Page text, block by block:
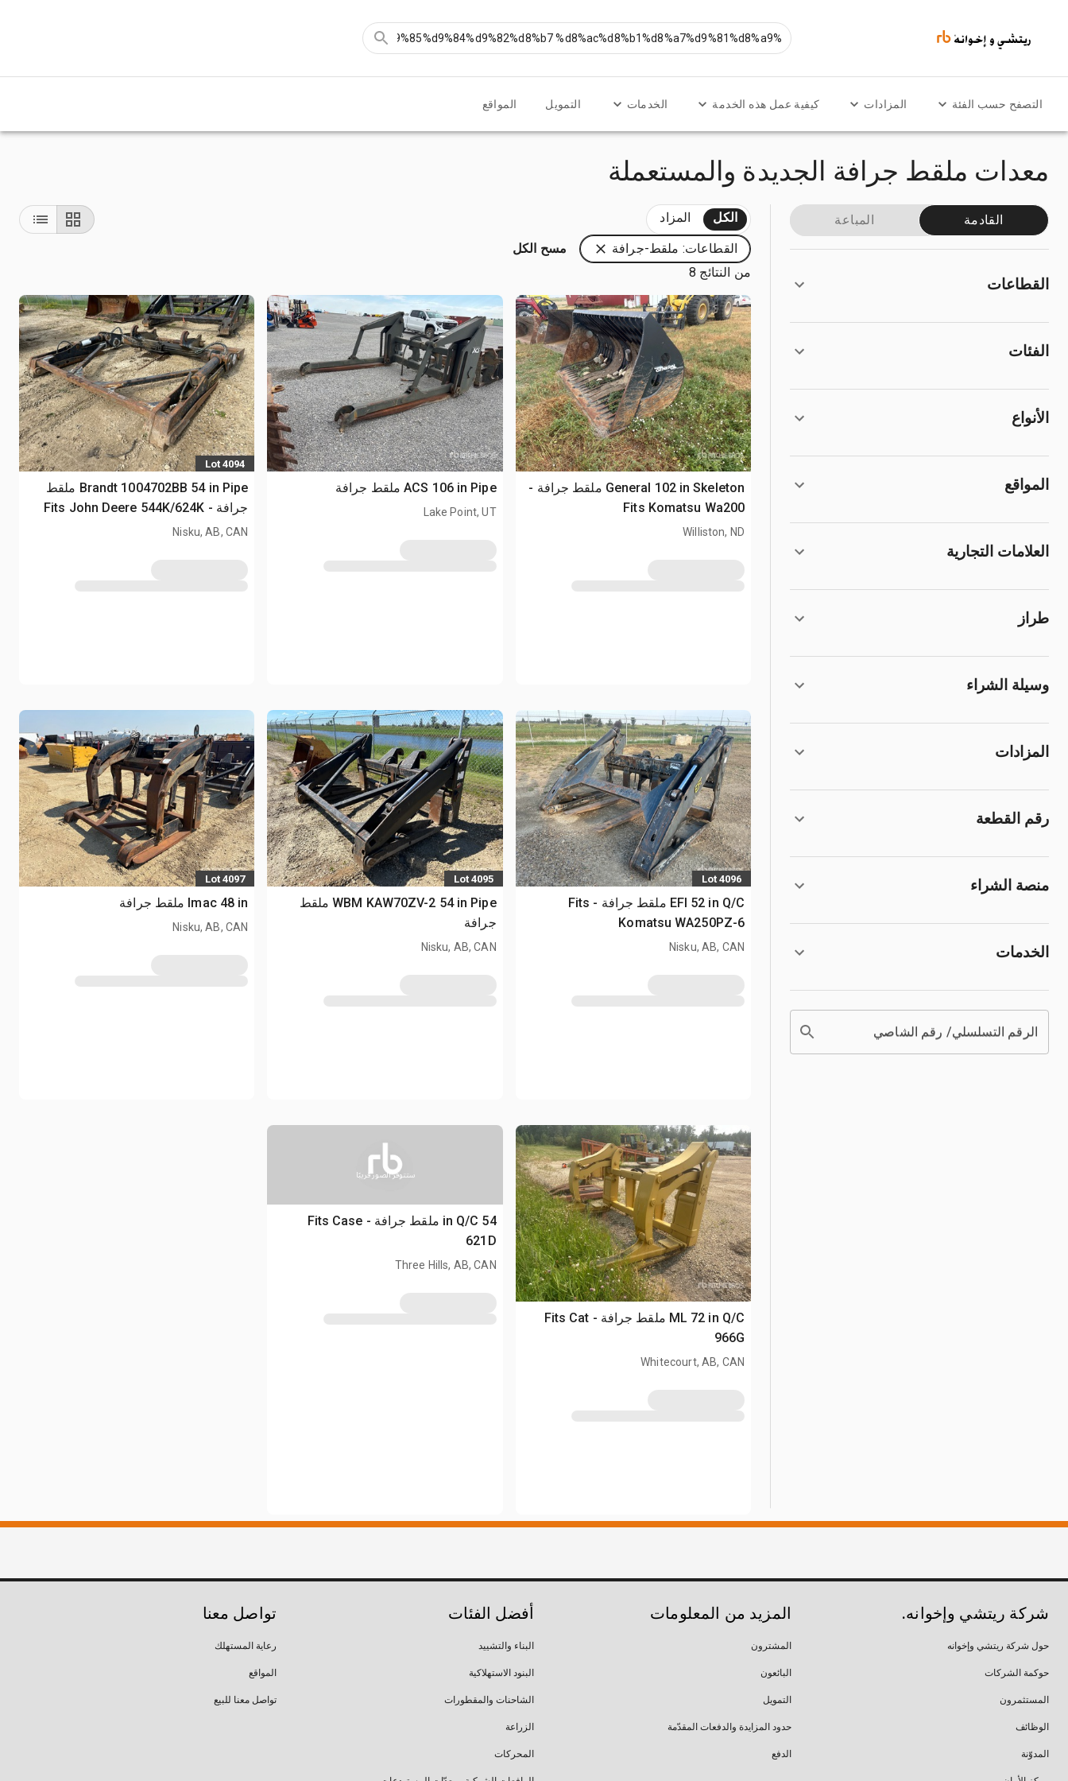
التصفح حسب الفئة المزادات كيفية عمل هذه الخدمة الخدمات التمويل المواقع
معدات ملقط جرافة الجديدة والمستعملة
القادمة المباعة
القطاعات
الفئات
الأنواع
المواقع
العلامات التجارية
طراز
وسيلة الشراء
المزادات
رقم القطعة
منصة الشراء
الخدمات
الرقم التسلسلي/ رقم الشاصي
الكل المزاد
القطاعات: ملقط-جرافة
مسح الكل
من النتائج 8
General 102 in Skeleton ملقط جرافة -
Fits Komatsu Wa200
Williston, ND
ACS 106 in Pipe ملقط جرافة
Lake Point, UT
Lot 4094
Brandt 1004702BB 54 in Pipe ملقط
جرافة - Fits John Deere 544K/624K
Nisku, AB, CAN
Lot 4096
EFI 52 in Q/C ملقط جرافة - Fits
Komatsu WA250PZ-6
Nisku, AB, CAN
Lot 4095
WBM KAW70ZV-2 54 in Pipe ملقط
جرافة
Nisku, AB, CAN
Lot 4097
Imac 48 in ملقط جرافة
Nisku, AB, CAN
ML 72 in Q/C ملقط جرافة - Fits Cat
966G
Whitecourt, AB, CAN
ستتوفر الصور قريبًا
54 in Q/C ملقط جرافة - Fits Case
621D
Three Hills, AB, CAN
شركة ريتشي وإخوانه.
حول شركة ريتشي وإخوانه
حوكمة الشركات
المستثمرون
الوظائف
المدوّنة
المزيد من المعلومات
المشترون
البائعون
التمويل
حدود المزايدة والدفعات المقدّمة
الدفع
أفضل الفئات
البناء والتشييد
البنود الاستهلاكية
الشاحنات والمقطورات
الزراعة
المحركات
تواصل معنا
رعاية المستهلك
المواقع
تواصل معنا للبيع